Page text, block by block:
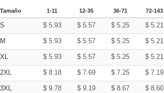
Tamaño 1-11 12-35 36-71 72-143
S $ 5.93 $ 5.57 $ 5.25 $ 5.21
M $ 5.93 $ 5.57 $ 5.25 $ 5.21
XL $ 5.93 $ 5.57 $ 5.25 $ 5.21
2XL $ 8.18 $ 7.69 $ 7.25 $ 7.19
3XL $ 9.78 $ 9.19 $ 8.67 $ 8.60